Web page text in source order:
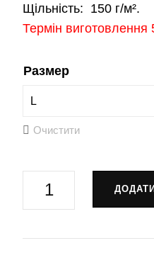
Щільність: 150 г/м².
Термін виготовлення
Размер
Очистити
«Вірний
(36